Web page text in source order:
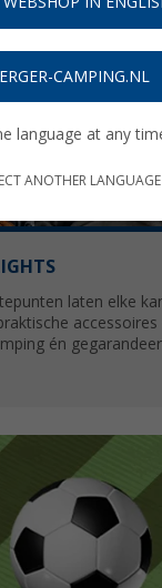
laten elke
én
CAMPING.NL
language at any
ANOTHER LANGUAGE